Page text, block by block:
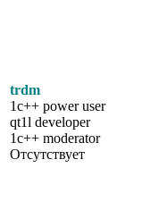
trdm
1c++ power user
qt1l developer
1c++ moderator
Отсутствует